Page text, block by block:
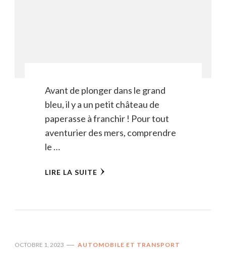
Avant de plonger dans le grand
bleu, il y a un petit château de
paperasse à franchir ! Pour tout
aventurier des mers, comprendre
le …
LIRE LA SUITE
OCTOBRE 1, 2023 AUTOMOBILE ET TRANSPORT